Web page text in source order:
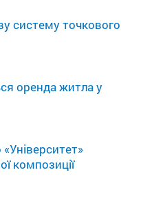
систему точкового
оренда житла у
«Університет»
композиції